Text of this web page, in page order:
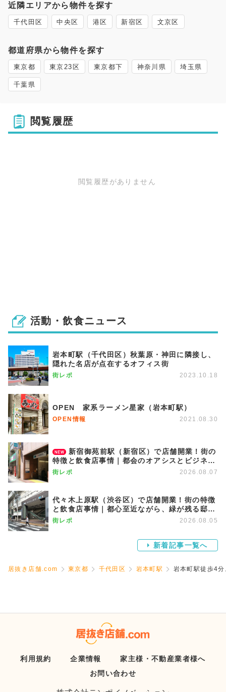
近隣エリアから物件を探す
千代田区 中央区 港区 新宿区 文京区
都道府県から物件を探す
東京都 東京23区 東京都下 神奈川県 埼玉県
千葉県
閲覧履歴
閲覧履歴がありません
活動・飲食ニュース
岩本町駅（千代田区）秋葉原・神田に隣接し、
隠れた名店が点在するオフィス街
街レポ 2023.10.18
OPEN 家系ラーメン星家（岩本町駅）
OPEN情報 2021.08.30
新宿御苑前駅（新宿区）で店舗開業！街の
特徴と飲食店事情｜都会のオアシスとビジネス
街が調和する優雅な街
街レポ 2026.08.07
代々木上原駅（渋谷区）で店舗開業！街の特徴
と飲食店事情｜都心至近ながら、緑が残る邸宅
エリア
街レポ 2026.08.05
新着記事一覧へ
居抜き店舗.com 東京都 千代田区 岩本町駅 岩本町駅徒歩4
利用規約 企業情報
家主様・不動産業者様へ
お問い合わせ